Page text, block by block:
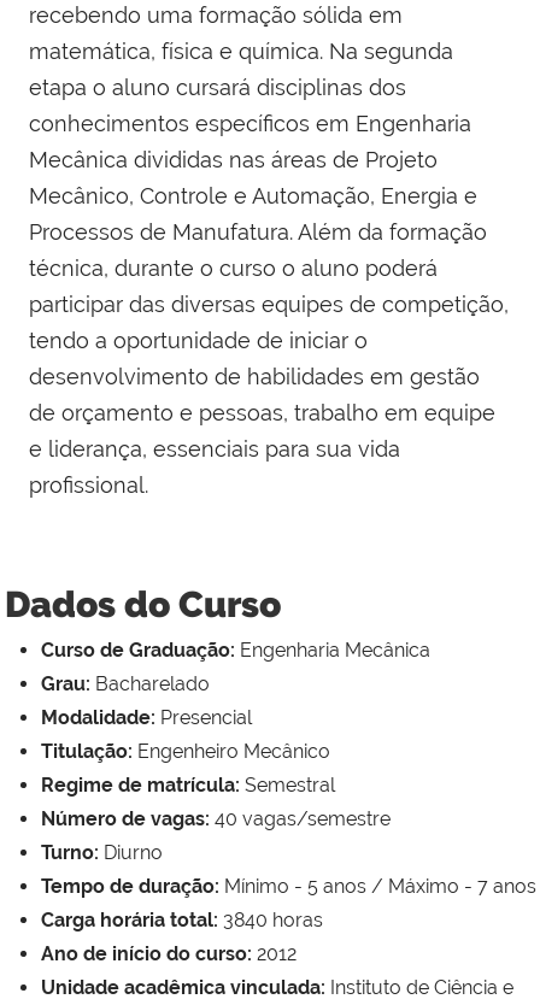
recebendo uma formação sólida em
matemática, física e química. Na segunda
etapa o aluno cursará disciplinas dos
conhecimentos específicos em Engenharia
Mecânica divididas nas áreas de Projeto
Mecânico, Controle e Automação, Energia e
Processos de Manufatura. Além da formação
técnica, durante o curso o aluno poderá
participar das diversas equipes de competição,
tendo a oportunidade de iniciar o
desenvolvimento de habilidades em gestão
de orçamento e pessoas, trabalho em equipe
e liderança, essenciais para sua vida
profissional.
Dados do Curso
Curso de Graduação: Engenharia Mecânica
Grau: Bacharelado
Modalidade: Presencial
Titulação: Engenheiro Mecânico
Regime de matrícula: Semestral
Número de vagas: 40 vagas/semestre
Turno: Diurno
Tempo de duração: Mínimo - 5 anos / Máximo - 7 anos
Carga horária total: 3840 horas
Ano de início do curso: 2012
Unidade acadêmica vinculada: Instituto de Ciência e